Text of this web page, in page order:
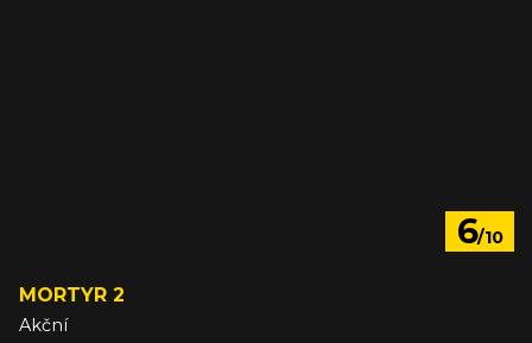
6/10
MORTYR 2
Akční